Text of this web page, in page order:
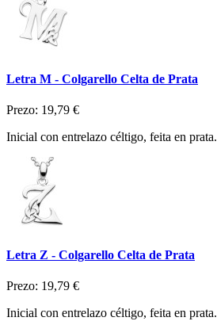
Letra M - Colgarello Celta de Prata
Prezo: 19,79 €
Inicial con entrelazo céltigo, feita en prata.
Letra Z - Colgarello Celta de Prata
Prezo: 19,79 €
Inicial con entrelazo céltigo, feita en prata.